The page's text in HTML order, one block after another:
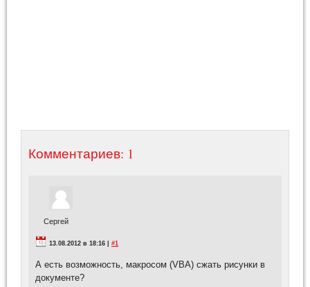
Комментариев: 1
Сергей
13.08.2012 в 18:16 | #1
А есть возможность, макросом (VBA) сжать рисунки в
документе?